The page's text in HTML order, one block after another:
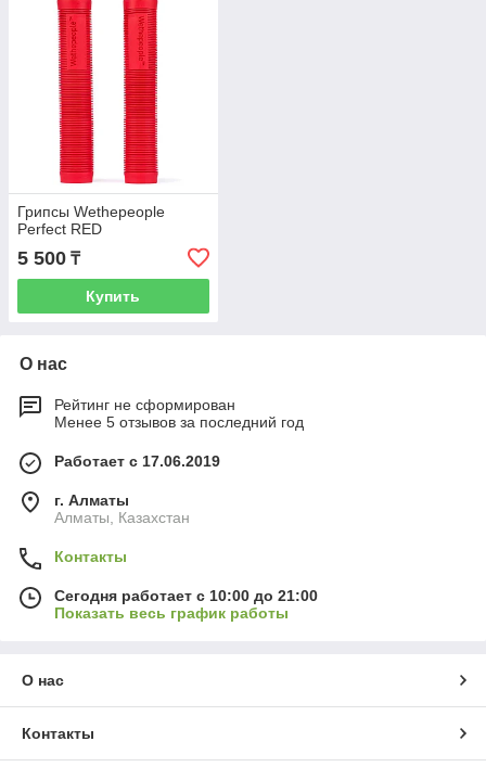
Грипсы Wethepeople
Perfect RED
5 500 ₸
Купить
О нас
Рейтинг не сформирован
Менее 5 отзывов за последний год
Работает с 17.06.2019
г. Алматы
Алматы, Казахстан
Контакты
Сегодня работает с 10:00 до 21:00
Показать весь график работы
О нас
Контакты